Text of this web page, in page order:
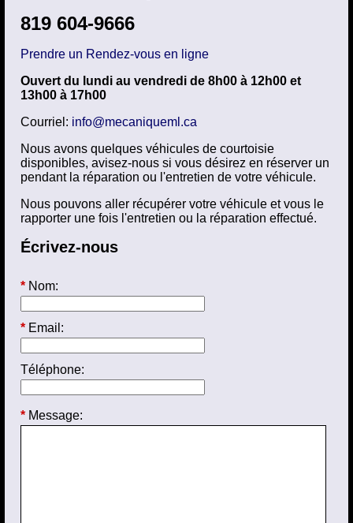
819 604-9666
Prendre un Rendez-vous en ligne
Ouvert du lundi au vendredi de 8h00 à 12h00 et
13h00 à 17h00
Courriel: info@mecaniqueml.ca
Nous avons quelques véhicules de courtoisie
disponibles, avisez-nous si vous désirez en réserver un
pendant la réparation ou l'entretien de votre véhicule.
Nous pouvons aller récupérer votre véhicule et vous le
rapporter une fois l'entretien ou la réparation effectué.
Écrivez-nous
* Nom:
* Email:
Téléphone:
* Message: